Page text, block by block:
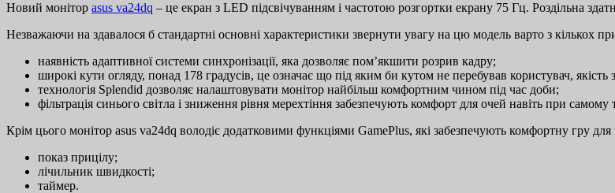
Новий монітор asus va24dq – це екран з LED підсвічуванням і частотою розгортки екрану 75 Гц. Роздільна
Незважаючи на здавалося б стандартні основні характеристики звернути увагу на цю модель варто з кількох
наявність адаптивної системи синхронізації, яка дозволяє пом’якшити розрив кадру;
широкі кути огляду, понад 178 градусів, це означає що під яким би кутом не перебував користувач, якість
технологія Splendid дозволяє налаштовувати монітор найбільш комфортним чином під час доби;
фільтрація синього світла і зниження рівня мерехтіння забезпечують комфорт для очей навіть при
Крім цього монітор asus va24dq володіє додатковими функціями GamePlus, які забезпечують комфортну гру для
показ прицілу;
лічильник швидкості;
таймер.